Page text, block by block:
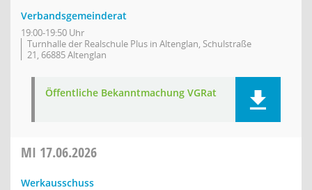
Verbandsgemeinderat
19:00-19:50 Uhr
Turnhalle der Realschule Plus in Altenglan, Schulstraße
21, 66885 Altenglan
Öffentliche Bekanntmachung VGRat
MI 17.06.2026
Werkausschuss